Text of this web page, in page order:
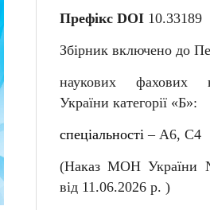
Префікс DOI 10.33189
Збірник включено до
наукових фахових
України категорії «Б»:
спеціальності–А6, С4
(Наказ МОН
від 11.06.2026 р. )